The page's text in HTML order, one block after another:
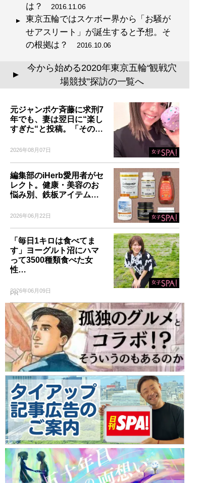
は？ 2016.11.06
東京五輪ではスケボー界から「お騒が
せアスリート」が誕生すると予想。そ
の根拠は？ 2016.10.06
▲
今から始める2020年東京五輪“観戦穴
場競技”探訪の一覧へ
元ジャンポケ斉藤に求刑7
年でも、妻は翌日に“楽し
すぎた“と投稿。「その…
2026年08月07日
編集部のiHerb愛用者がセ
レクト。健康・美容のお
悩み別、鉄板アイテム…
2026年06月22日
「毎日1キロは食べてま
す」ヨーグルト沼にハマ
って3500種類食べた女
性…
2026年06月09日
PR